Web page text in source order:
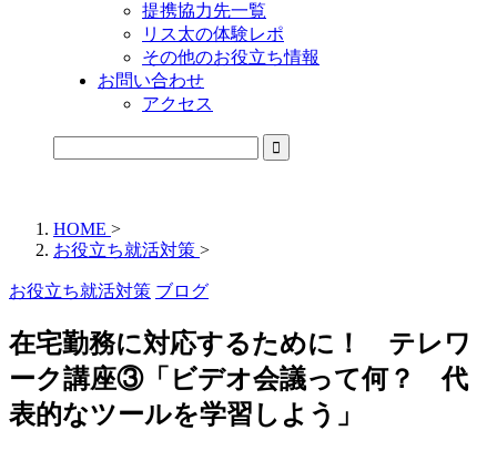
提携協力先一覧
リス太の体験レポ
その他のお役立ち情報
お問い合わせ
アクセス
HOME >
お役立ち就活対策 >
お役立ち就活対策 ブログ
在宅勤務に対応するために！ テレワ
ーク講座③「ビデオ会議って何？ 代
表的なツールを学習しよう」